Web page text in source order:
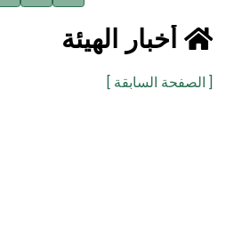
أخبار الهيئة
[ الصفحة السابقة ]